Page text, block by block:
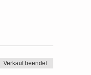
Verkauf beendet